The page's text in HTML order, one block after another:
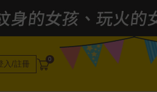
入/註冊 0